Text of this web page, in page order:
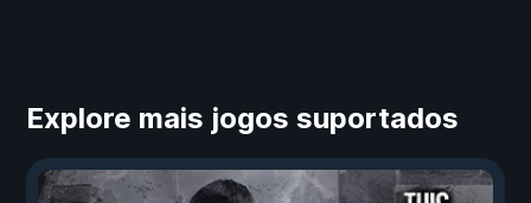
Explore mais jogos suportados